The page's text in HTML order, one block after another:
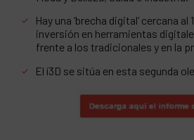
Hay una ‘brecha digital’ cercana al
inversión en herramientas
frente a los tradicionales y en la
El í3D se sitúa en esta segunda